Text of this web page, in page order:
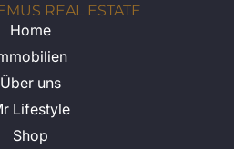
REAL ESTATE
Home
Über uns
Lifestyle
Shop